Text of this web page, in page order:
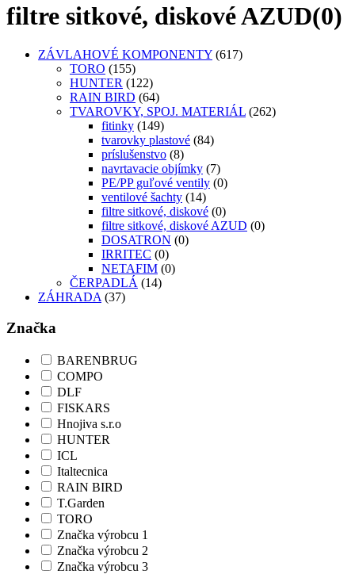
filtre sitkové, diskové AZUD(0)
ZÁVLAHOVÉ KOMPONENTY (617)
TORO (155)
HUNTER (122)
RAIN BIRD (64)
TVAROVKY, SPOJ. MATERIÁL (262)
fitinky (149)
tvarovky plastové (84)
príslušenstvo (8)
navrtavacie objímky (7)
PE/PP guľové ventily (0)
ventilové šachty (14)
filtre sitkové, diskové (0)
filtre sitkové, diskové AZUD (0)
DOSATRON (0)
IRRITEC (0)
NETAFIM (0)
ČERPADLÁ (14)
ZÁHRADA (37)
Značka
BARENBRUG
COMPO
DLF
FISKARS
Hnojiva s.r.o
HUNTER
ICL
Italtecnica
RAIN BIRD
T.Garden
TORO
Značka výrobcu 1
Značka výrobcu 2
Značka výrobcu 3